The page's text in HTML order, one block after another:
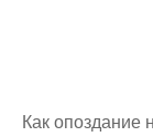
Как опоздание